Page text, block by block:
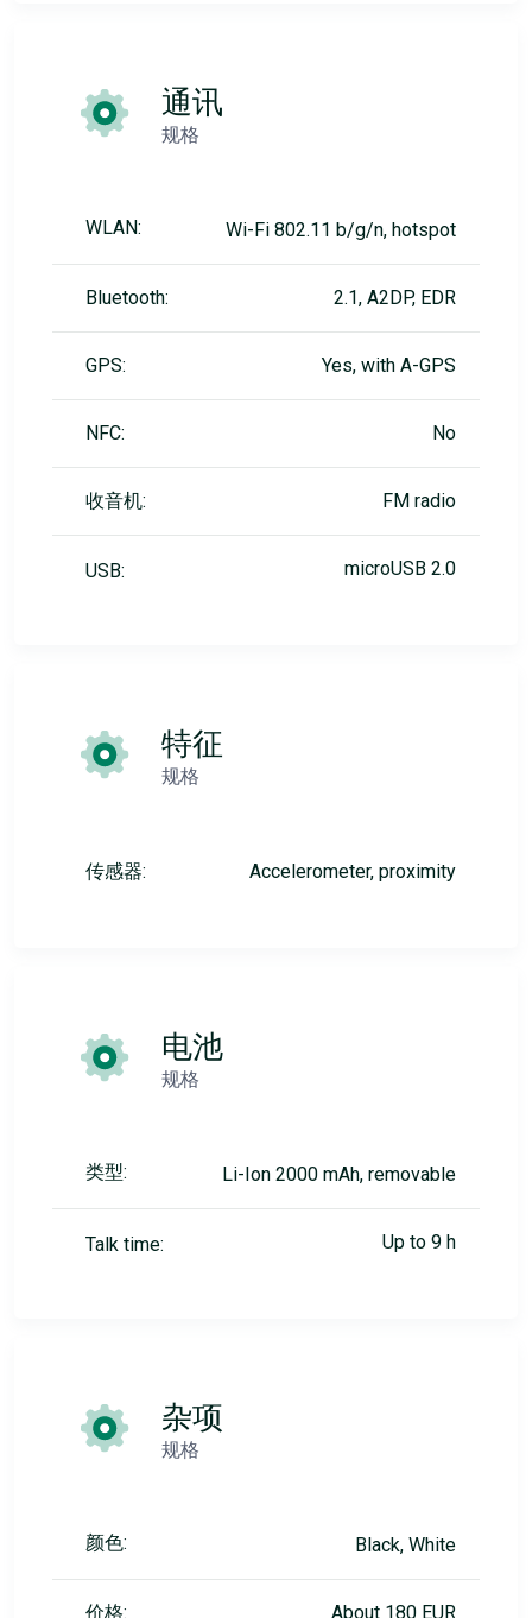
通讯
规格
WLAN: Wi-Fi 802.11 b/g/n, hotspot
Bluetooth: 2.1, A2DP, EDR
GPS: Yes, with A-GPS
NFC: No
收音机: FM radio
USB: microUSB 2.0
特征
规格
传感器: Accelerometer, proximity
电池
规格
类型: Li-Ion 2000 mAh, removable
Talk time: Up to 9 h
杂项
规格
颜色: Black, White
价格: About 180 EUR